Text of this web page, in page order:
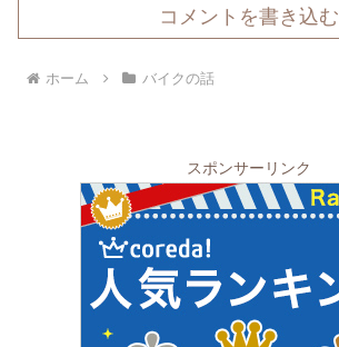
コメントを書き込む
ホーム バイクの話
スポンサーリンク